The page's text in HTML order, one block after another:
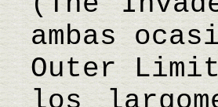
ambas
Outer